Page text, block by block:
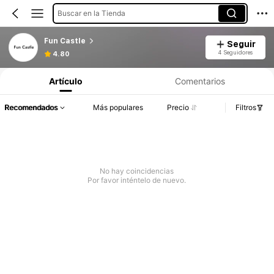
Buscar en la Tienda
Fun Castle
4.80
Seguir
4 Seguidores
Artículo Comentarios
Recomendados Más populares Precio Filtros
No hay coincidencias
Por favor inténtelo de nuevo.